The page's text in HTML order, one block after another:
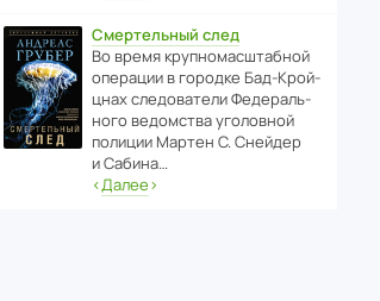
Смертельный след
Во время круп­но­мас­ш­та­бной
операции в городке Бад‑Крой­
цнах следо­ва­тели Феде­раль­
ного ведомства уголо­вной
полиции Мартен С. Снейдер
и Сабина…
‹Далее›